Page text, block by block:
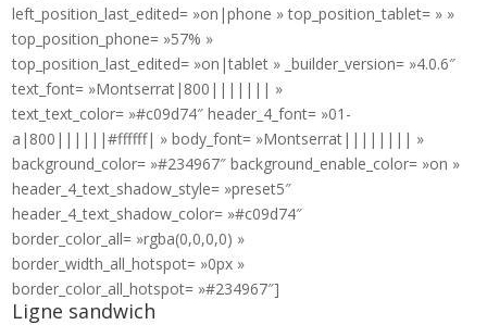
left_position_last_edited= »on|phone » top_position_tablet= » »
top_position_phone= »57% »
top_position_last_edited= »on|tablet » _builder_version= »4.0.6″
text_font= »Montserrat|800||||||| »
text_text_color= »#c09d74″ header_4_font= »01-
a|800||||||#ffffff| » body_font= »Montserrat|||||||| »
background_color= »#234967″ background_enable_color= »on »
header_4_text_shadow_style= »preset5″
header_4_text_shadow_color= »#c09d74″
border_color_all= »rgba(0,0,0,0) »
border_width_all_hotspot= »0px »
border_color_all_hotspot= »#234967″]
Ligne sandwich